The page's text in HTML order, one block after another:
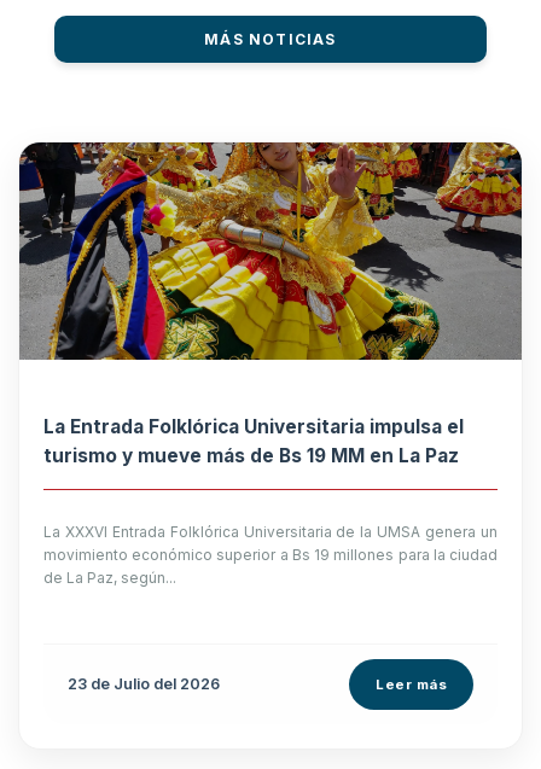
MÁS NOTICIAS
La Entrada Folklórica Universitaria impulsa el
turismo y mueve más de Bs 19 MM en La Paz
La XXXVI Entrada Folklórica Universitaria de la UMSA genera un
movimiento económico superior a Bs 19 millones para la ciudad
de La Paz, según...
23 de Julio del 2026 Leer más